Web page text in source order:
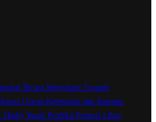
Bicara Menyikapi Tragedi
Ujaran Kebencian dan Rasisme
Yusuf Prediksi Prancis Libas